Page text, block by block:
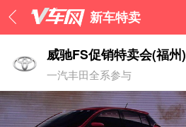
新车特卖
威驰FS促销特卖会(福州)
一汽丰田全系参与